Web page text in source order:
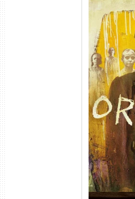
Origem
(2026)